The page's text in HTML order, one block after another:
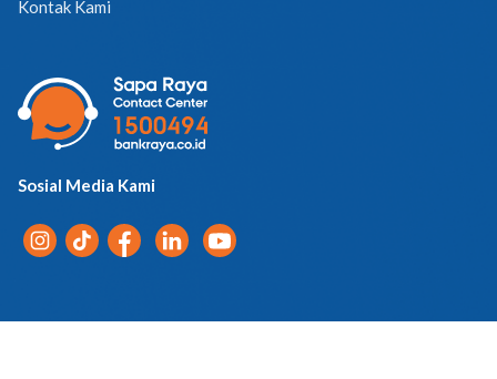
Kontak Kami
Sosial Media Kami